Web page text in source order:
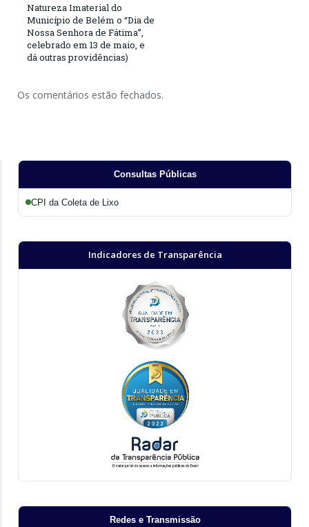
Natureza Imaterial do
Município de Belém o “Dia de
Nossa Senhora de Fátima”,
celebrado em 13 de maio, e
dá outras providências)
Os comentários estão fechados.
Consultas Públicas
CPI da Coleta de Lixo
Indicadores de Transparência
Redes e Transmissão